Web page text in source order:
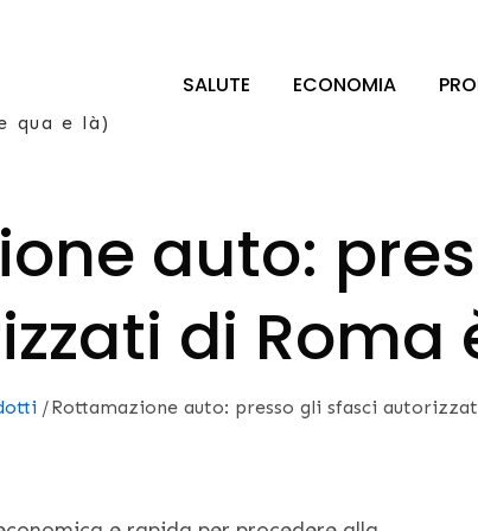
qua e là)
SALUTE ECONOMIA
auto:
di Roma
Rottamazione auto: presso gli sfasci